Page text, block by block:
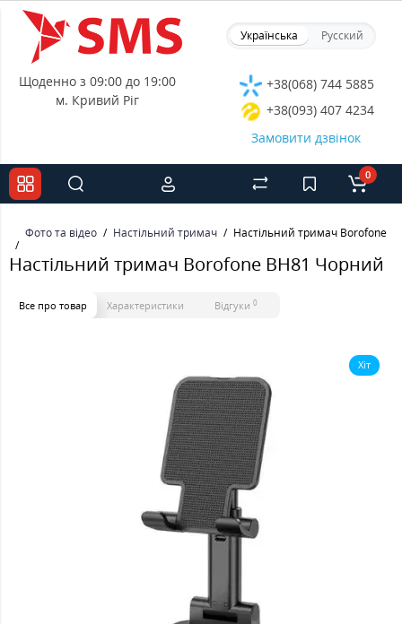
Українська Русский
Щоденно з 09:00 до 19:00
м. Кривий Ріг
+38(068) 744 5885
+38(093) 407 4234
Замовити дзвінок
0
Фото та відео Настільний тримач Настільний тримач Borofone
Настільний тримач Borofone BH81 Чорний
Все про товар Характеристики Відгуки 0
Хіт